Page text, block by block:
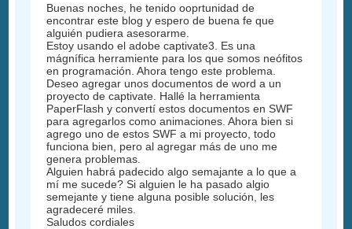
Buenas noches, he tenido ooprtunidad de
encontrar este blog y espero de buena fe que
alguién pudiera asesorarme.
Estoy usando el adobe captivate3. Es una
mágnífica herramiente para los que somos neófitos
en programación. Ahora tengo este problema.
Deseo agregar unos documentos de word a un
proyecto de captivate. Hallé la herramienta
PaperFlash y convertí estos documentos en SWF
para agregarlos como animaciones. Ahora bien si
agrego uno de estos SWF a mi proyecto, todo
funciona bien, pero al agregar más de uno me
genera problemas.
Alguien habrá padecido algo semajante a lo que a
mí me sucede? Si alguien le ha pasado algio
semejante y tiene alguna posible solución, les
agradeceré miles.
Saludos cordiales